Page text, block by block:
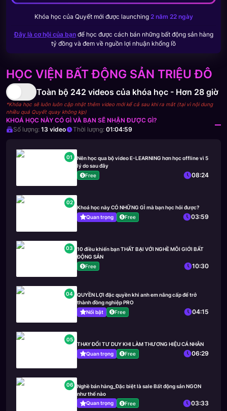
HỌC VIỆN BẤT ĐỘNG SẢN TRIỆU ĐÔ
Toàn bộ 242 videos của khóa học - Hơn 28 giờ
*Khóa học sẽ luôn luôn cập nhật thêm video mới kể cả sau khi ra mắt (tại vì nội dung
nhiều quá Quyết quay không kịp)
KHOÁ HỌC NÀY CÓ GÌ VÀ BẠN SẼ NHẬN ĐƯỢC GÌ?
Số lượng: 13 video Thời lượng: 01:04:59
01
Nên học qua bộ video E-LEARNING hơn học offline vì 5
lý do sau đây
Free
08:24
02
Khoá học này CÓ NHỮNG GÌ mà bạn học hỏi được?
Quan trọng
Free 03:59
03
10 điều khiến bạn THẤT BẠI VỚI NGHỀ MÔI GIỚI BẤT
ĐỘNG SẢN
Free
10:30
04
QUYỀN LỢI đặc quyền khi anh em nâng cấp để trở
thành đồng nghiệp PRO
Nổi bật
Free 04:15
05
THAY ĐỔI TƯ DUY KHI LÀM THƯƠNG HIỆU CÁ NHÂN
Quan trọng
Free 06:29
06
Nghề bán hàng_Đặc biệt là sale Bất động sản NGON
như thế nào
Quan trọng
Free 03:33
Khóa học của Quyếtmới được launching 2 năm 22 ngày
Đây là cơ hội của bạnđể học được cách bán những bất động sản hàng
tỷ đồng và đem về nguồn lợi nhuận khổng lồ